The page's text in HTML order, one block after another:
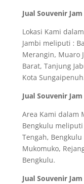
Jual Souvenir
Lokasi Kami
Jambi meliputi :
Merangin, Muaro
Barat, Tanjung
Kota
Jual Souvenir
Area Kami dalam
Bengkulu
Tengah,
Mukomuko,
Bengkulu.
Jual Souvenir